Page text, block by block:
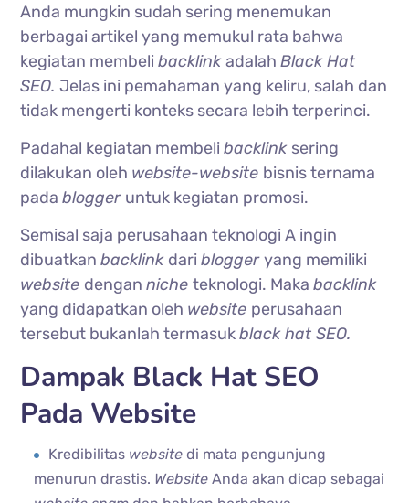
Anda mungkin sudah sering menemukan
berbagai artikel yang memukul rata bahwa
kegiatan membelibacklinkadalahBlack Hat
SEO.Jelas ini pemahaman yang keliru, salah dan
tidak mengerti konteks secara lebih terperinci.
Padahal kegiatan membelibacklink sering
dilakukan oleh website-website bisnis ternama
padablogger untuk kegiatan promosi.
Semisal saja perusahaan teknologi A ingin
dibuatkanbacklink daribloggeryang memiliki
website dengannicheteknologi. Makabacklink
yang didapatkan oleh website perusahaan
tersebut bukanlah termasukblack hat SEO.
Dampak Black Hat SEO
Pada Website
Kredibilitas websitedi mata pengunjung
menurun drastis. WebsiteAnda akan dicap sebagai